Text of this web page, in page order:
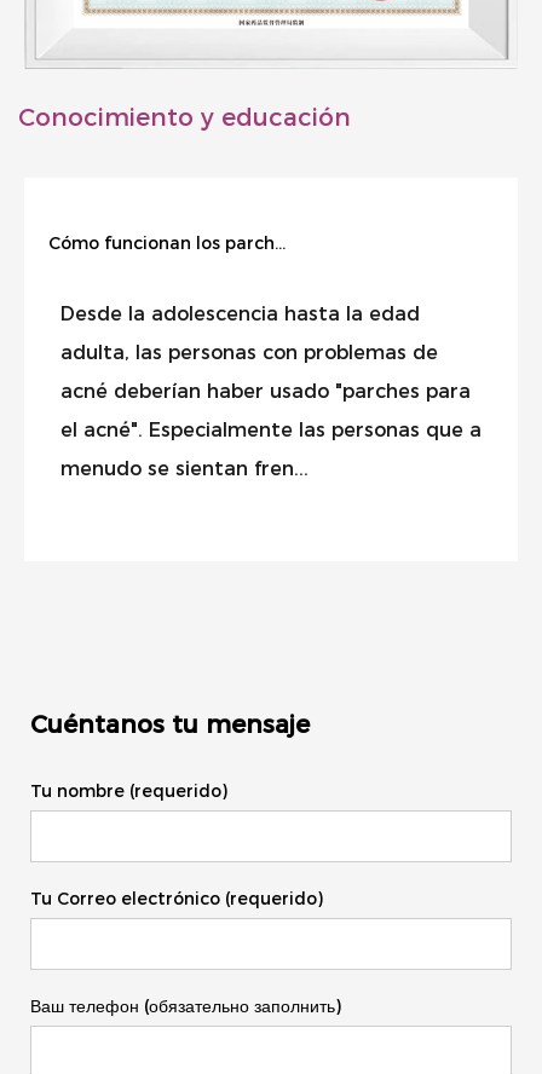
Conocimiento y educación
Cómo funcionan los parches para el acné
Desde la adolescencia hasta la edad
adulta, las personas con problemas de
acné deberían haber usado "parches para
el acné". Especialmente las personas que a
menudo se sientan fren...
Cuéntanos tu mensaje
Tu nombre (requerido)
Tu Correo electrónico (requerido)
Ваш телефон (обязательно заполнить)